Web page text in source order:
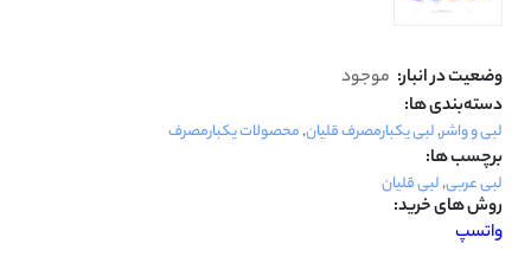
وضعیت در انبار: موجود
دسته‌بندی ها:
لبی و واشر,لبی یکبارمصرف قلیان,محصولات یکبارمصرف
برچسب ها:
لبی عربی,لبی قلیان
روش های خرید:
واتسپ